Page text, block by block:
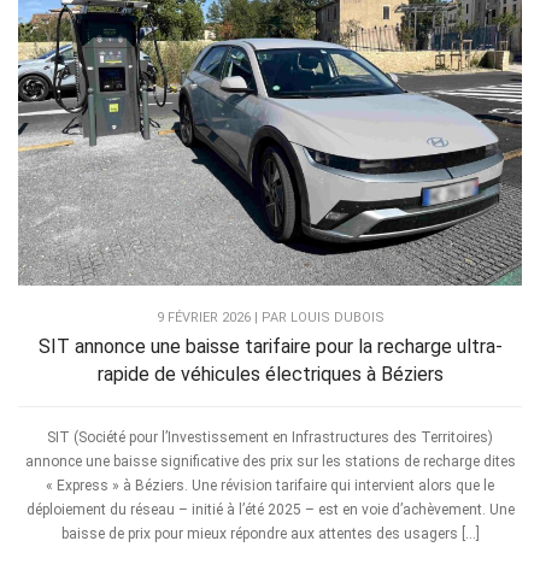
9 FÉVRIER 2026 | PAR LOUIS DUBOIS
SIT annonce une baisse tarifaire pour la recharge ultra-
rapide de véhicules électriques à Béziers
SIT (Société pour l’Investissement en Infrastructures des Territoires)
annonce une baisse significative des prix sur les stations de recharge dites
« Express » à Béziers. Une révision tarifaire qui intervient alors que le
déploiement du réseau – initié à l’été 2025 – est en voie d’achèvement. Une
baisse de prix pour mieux répondre aux attentes des usagers […]